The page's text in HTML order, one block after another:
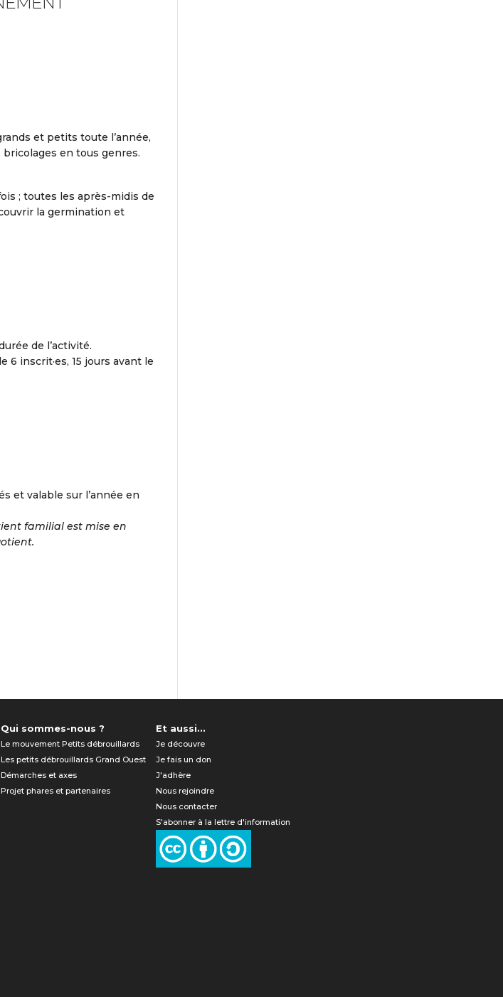
iCalendar
et petits toute l’année,
en tous genres.
; toutes les après-midis de
la germination et
de l’activité.
6 inscrit·es, 15 jours avant le
et valable sur l’année en
familial est mise en
Qui sommes-nous ?
Le mouvement Petits débrouillards
Les petits débrouillards Grand Ouest
Démarches et axes
Projet phares et partenaires
Et aussi...
Je découvre
Je fais un don
J'adhère
Nous rejoindre
Nous contacter
S'abonner à la lettre d'information